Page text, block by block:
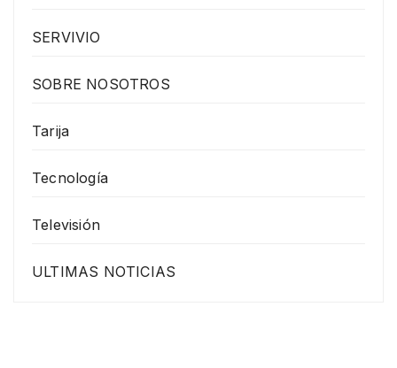
SERVIVIO
SOBRE NOSOTROS
Tarija
Tecnología
Televisión
ULTIMAS NOTICIAS